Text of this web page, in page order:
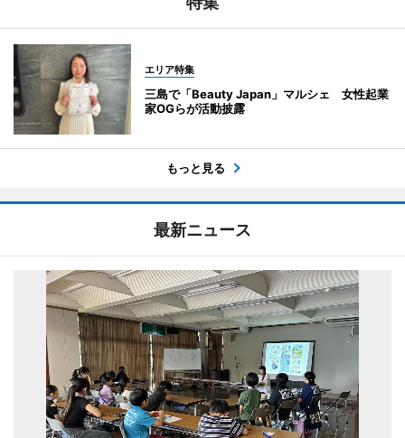
エリア特集
三島で「Beauty Japan」マルシェ 女性起業
家OGらが活動披露
もっと見る
最新ニュース